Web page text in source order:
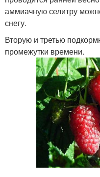
аммиачную селитру
снегу.
Вторую и третью
промежутки времени.